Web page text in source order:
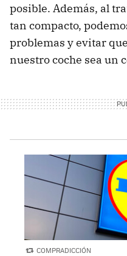
posible. Además, al
tan compacto,
problemas y evitar
nuestro coche sea un
COMPRADICCIÓN